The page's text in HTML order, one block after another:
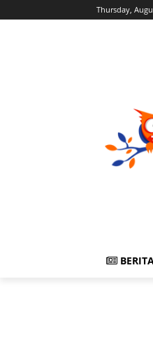
Thursday,